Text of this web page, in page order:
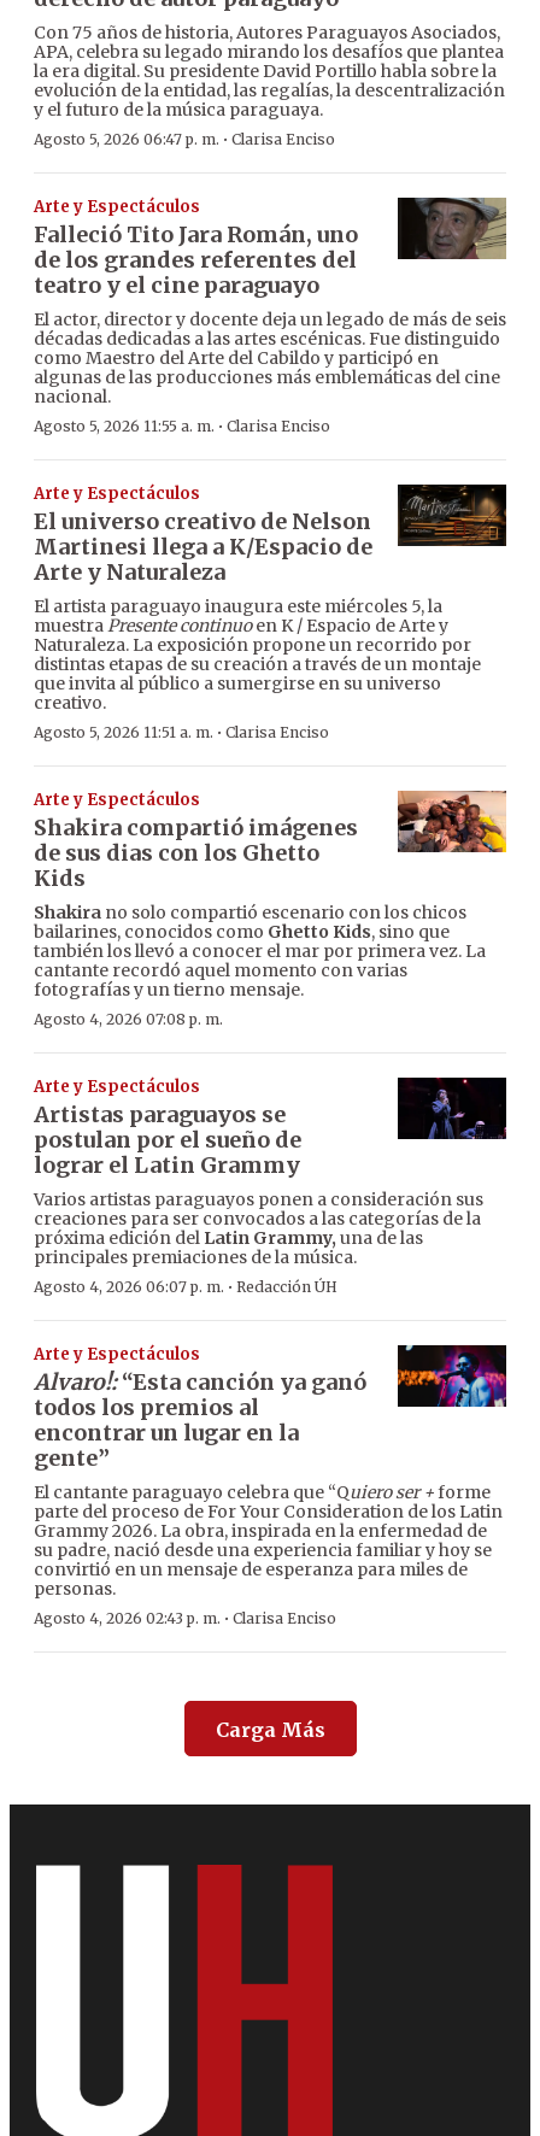
Con 75 años de historia, Autores Paraguayos Asociados,
APA, celebra su legado mirando los desafíos que plantea
la era digital. Su presidente David Portillo habla sobre la
evolución de la entidad, las regalías, la descentralización
y el futuro de la música paraguaya.
Agosto 5, 2026 06:47 p. m. · Clarisa Enciso
Arte y Espectáculos
Falleció Tito Jara Román, uno
de los grandes referentes del
teatro y el cine paraguayo
El actor, director y docente deja un legado de más de seis
décadas dedicadas a las artes escénicas. Fue distinguido
como Maestro del Arte del Cabildo y participó en
algunas de las producciones más emblemáticas del cine
nacional.
Agosto 5, 2026 11:55 a. m. · Clarisa Enciso
Arte y Espectáculos
El universo creativo de Nelson
Martinesi llega a K/Espacio de
Arte y Naturaleza
El artista paraguayo inaugura este miércoles 5, la
muestraPresente continuoen K / Espacio de Arte y
Naturaleza. La exposición propone un recorrido por
distintas etapas de su creación a través de un montaje
que invita al público a sumergirse en su universo
creativo.
Agosto 5, 2026 11:51 a. m. · Clarisa Enciso
Arte y Espectáculos
Shakira compartió imágenes
de sus dias con los Ghetto
Kids
Shakira no solo compartió escenario con los chicos
bailarines, conocidos como Ghetto Kids, sino que
también los llevó a conocer el mar por primera vez. La
cantante recordó aquel momento con varias
fotografías y un tierno mensaje.
Agosto 4, 2026 07:08 p. m.
Arte y Espectáculos
Artistas paraguayos se
postulan por el sueño de
lograr el Latin Grammy
Varios artistas paraguayos ponen a consideración sus
creaciones para ser convocados a las categorías de la
próxima edición del Latin Grammy, una de las
principales premiaciones de la música.
Agosto 4, 2026 06:07 p. m. · Redacción ÚH
Arte y Espectáculos
Alvaro!:“Esta canción ya ganó
todos los premios al
encontrar un lugar en la
gente”
El cantante paraguayo celebra que “Quiero ser +forme
parte del proceso de For Your Consideration de los Latin
Grammy 2026. La obra, inspirada en la enfermedad de
su padre, nació desde una experiencia familiar y hoy se
convirtió en un mensaje de esperanza para miles de
personas.
Agosto 4, 2026 02:43 p. m. · Clarisa Enciso
Carga Más